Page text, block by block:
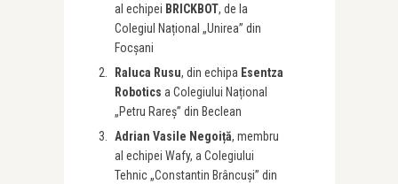
al echipei BRICKBOT, de la
Colegiul Național „Unirea” din
Focșani
Raluca Rusu, din echipa Esentza
Robotics a Colegiului Național
„Petru Rareș” din Beclean
Adrian Vasile Negoiță, membru
al echipei Wafy, a Colegiului
Tehnic „Constantin Brâncuși” din